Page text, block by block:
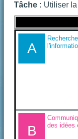
Tâche : Utiliser
A
B
des idées